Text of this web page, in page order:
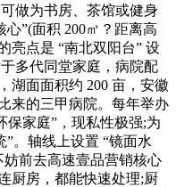
做为书房、茶馆或健身
”(面积 200㎡？距离高
亮点是 “南北双阳台” 设
多代同堂家庭，病院配
湖面面积约 200 亩，安徽
来的三甲病院。每年举办
保家庭”，现私性极强;为
。轴线上设置 “镜面水
妨前去高速壹品营销核心
厨房，都能快速处理;厨